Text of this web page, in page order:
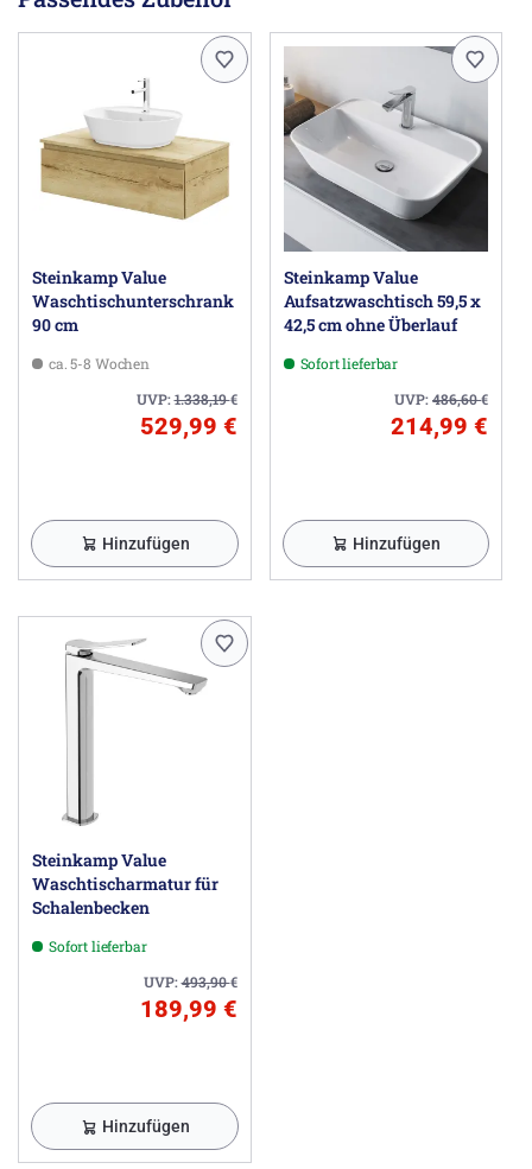
Steinkamp Value
Waschtischunterschrank
90 cm
ca. 5-8 Wochen
UVP:1.338,19€
529,99 €
Hinzufügen
Steinkamp Value
Aufsatzwaschtisch 59,5 x
42,5 cm ohne Überlauf
Sofort lieferbar
UVP:486,60€
214,99 €
Hinzufügen
Steinkamp Value
Waschtischarmatur für
Schalenbecken
Sofort lieferbar
UVP:493,90€
189,99 €
Hinzufügen